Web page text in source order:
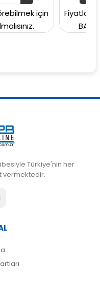
için
Fiyatları
BAYİ
Türkiye'nin her
vermektedir.